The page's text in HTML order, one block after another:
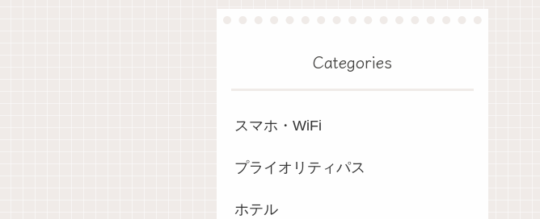
Categories
スマホ・WiFi
プライオリティパス
ホテル